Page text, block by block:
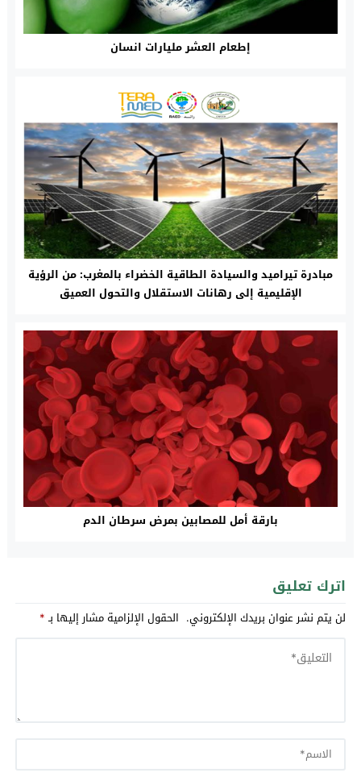
إطعام العشر مليارات انسان
مبادرة تيراميد والسيادة الطاقية الخضراء بالمغرب: من الرؤية
الإقليمية إلى رهانات الاستقلال والتحول العميق
بارقة أمل للمصابين بمرض سرطان الدم
اترك تعليق
لن يتم نشر عنوان بريدك الإلكتروني. الحقول الإلزامية مشار إليها بـ*